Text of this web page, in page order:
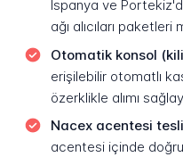
İspanya ve
ağı alıcıları
Otomatik konsol
erişilebilir otomatlı
özerklikle alımı
Nacex acentesi
acentesi içinde